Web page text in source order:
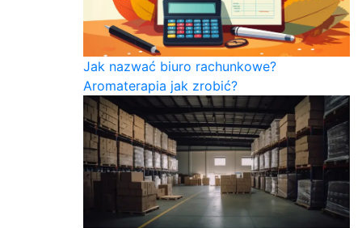
Jak nazwać biuro rachunkowe?
Aromaterapia jak zrobić?